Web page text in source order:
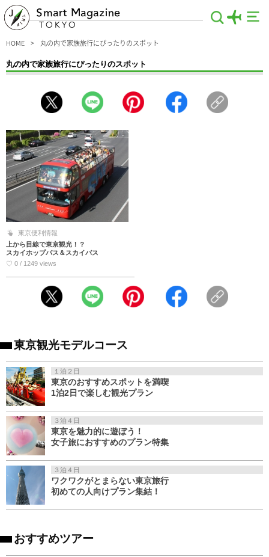
Smart Magazine
TOKYO
HOME 丸の内で家族旅行にぴったりのスポット
丸の内で家族旅行にぴったりのスポット
紹介♪のんびり観光＆ピクニックにも最適な「皇居外苑」やドラマのロケ地になっ
た場所など、このエリアには魅力がたくさん詰まっています。さらにオープンルー
い。
東京便利情報
上から目線で東京観光！？
スカイホップバス＆スカイバス
♡ 0 / 1249 views
東京観光モデルコース
１泊２日
東京のおすすめスポットを満喫
1泊2日で楽しむ観光プラン
３泊４日
東京を魅力的に遊ぼう！
女子旅におすすめのプラン特集
３泊４日
ワクワクがとまらない東京旅行
初めての人向けプラン集結！
おすすめツアー